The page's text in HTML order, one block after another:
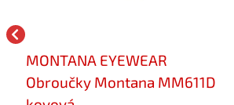
MONTANA EYEWEAR
Obroučky Montana MM611D